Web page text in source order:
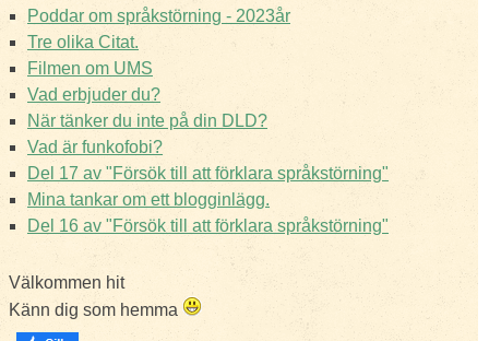
Poddar om språkstörning - 2023år
Tre olika Citat.
Filmen om UMS
Vad erbjuder du?
När tänker du inte på din DLD?
Vad är funkofobi?
Del 17 av "Försök till att förklara språkstörning"
Mina tankar om ett blogginlägg.
Del 16 av "Försök till att förklara språkstörning"
Välkommen hit
Känn dig som hemma